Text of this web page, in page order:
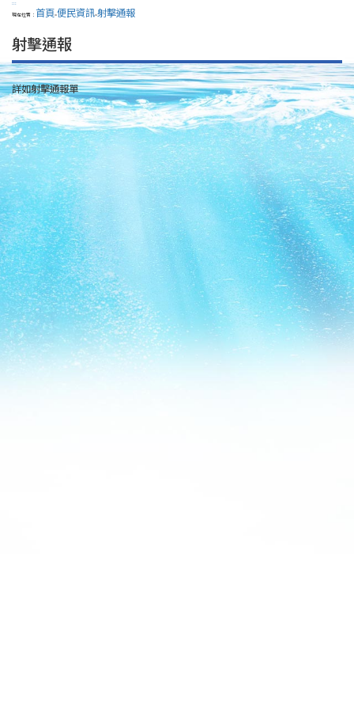
:::
現在位置： 首頁>便民資訊>射擊通報
射擊通報
詳如射擊通報單